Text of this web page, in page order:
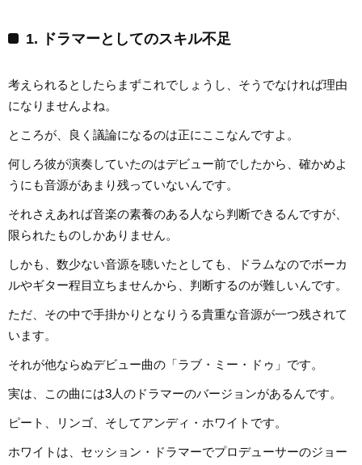
1. ドラマーとしてのスキル不足
考えられるとしたらまずこれでしょうし、そうでなければ理由
になりませんよね。
ところが、良く議論になるのは正にここなんですよ。
何しろ彼が演奏していたのはデビュー前でしたから、確かめよ
うにも音源があまり残っていないんです。
それさえあれば音楽の素養のある人なら判断できるんですが、
限られたものしかありません。
しかも、数少ない音源を聴いたとしても、ドラムなのでボーカ
ルやギター程目立ちませんから、判断するのが難しいんです。
ただ、その中で手掛かりとなりうる貴重な音源が一つ残されて
います。
それが他ならぬデビュー曲の「ラブ・ミー・ドゥ」です。
実は、この曲には3人のドラマーのバージョンがあるんです。
ピート、リンゴ、そしてアンディ・ホワイトです。
ホワイトは、セッション・ドラマーでプロデューサーのジョー